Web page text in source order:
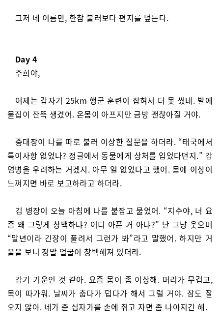
그저 네 이름만, 한참 불러보다 편지를 덮는다.
Day 4
주희야,
어제는 갑자기 25km 행군 훈련이 잡혀서 더 못 썼네. 발에
물집이 잔뜩 생겼어. 온몸이 아프지만 금방 괜찮아질 거야.
중대장이 나를 따로 불러 이상한 질문을 하더라. “태국에서
특이사항 없었나? 정글에서 동물에게 상처를 입었다던지.” 감
염병을 우려하는 거겠지. 아무 일 없었다고 했어. 몸에 이상이
느껴지면 바로 보고하라고 하더라.
김 병장이 오늘 아침에 나를 붙잡고 물었어. “지수야, 너 요
즘 왜 그렇게 창백하냐? 어디 아픈 거 아냐?” 난 그냥 웃으며
“말년이라 긴장이 풀려서 그런가 봐”라고 말했어. 하지만 거
울을 보니 정말 얼굴이 창백해져 있더라.
감기 기운인 것 같아. 요즘 몸이 좀 이상해. 머리가 무겁고,
목이 따가워. 날씨가 춥다가 덥다가 해서 그럴 거야. 잠도 잘
오지 않아. 네가 준 십자가를 손에 쥐고 자면 좀 나아지긴 해.